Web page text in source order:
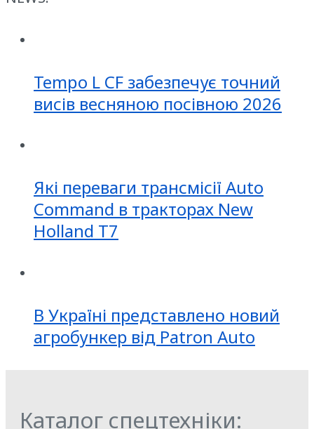
Tempo L CF забезпечує точний
висів весняною посівною 2026
Які переваги трансмісії Auto
Command в тракторах New
Holland T7
В Україні представлено новий
агробункер від Patron Auto
Каталог спецтехніки: